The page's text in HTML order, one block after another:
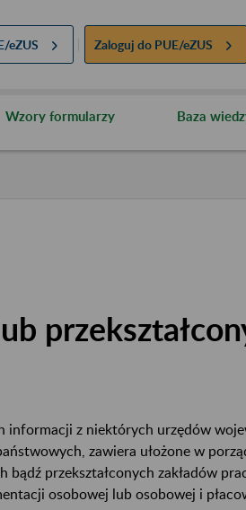
eZUS Zaloguj do PUE/eZUS
Wzory formularzy Baza
informacji z niektórych urzędów
zawiera ułożone w
przekształconych zakładów
osobowej lub osobowej i